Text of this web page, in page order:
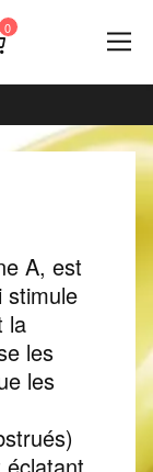
A, est
stimule
la
les
les